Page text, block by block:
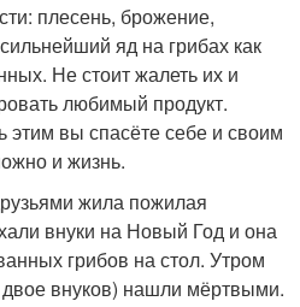
плесень, брожение,
яд на грибах как
Не стоит жалеть их и
любимый продукт.
вы спасёте себе и своим
и жизнь.
жила пожилая
внуки на Новый Год и она
грибов на стол. Утром
внуков) нашли мёртвыми.